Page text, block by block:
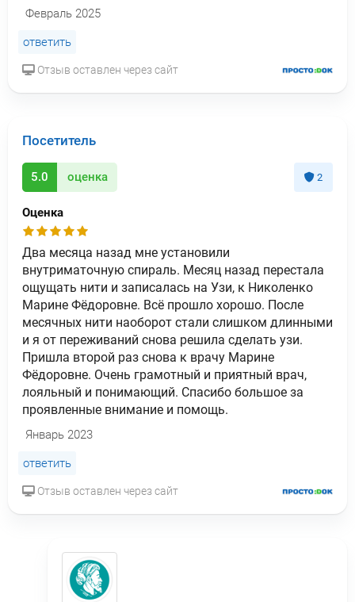
Февраль 2025
ответить
Отзыв оставлен через сайт
Посетитель
5.0 оценка 2
Оценка
Два месяца назад мне установили
внутриматочную спираль. Месяц назад перестала
ощущать нити и записалась на Узи, к Николенко
Марине Фёдоровне. Всё прошло хорошо. После
месячных нити наоборот стали слишком длинными
и я от переживаний снова решила сделать узи.
Пришла второй раз снова к врачу Марине
Фёдоровне. Очень грамотный и приятный врач,
лояльный и понимающий. Спасибо большое за
проявленные внимание и помощь.
Январь 2023
ответить
Отзыв оставлен через сайт